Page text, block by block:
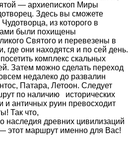
— архиепископ Миры
Здесь вы сможете
из которого в
были похищены
Святого и перевезены в
где они находятся и по сей день.
комплекс скальных
Затем можно сделать переход
недалеко до развалин
Патара, Летоон. Следует
по наличию исторических
и античных руин превосходит
Так что,
наследия древних цивилизаций
этот маршрут именно для Вас!